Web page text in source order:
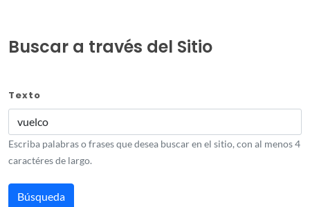
Buscar a través del Sitio
Texto
Escriba palabras o frases que desea buscar en el sitio, con al menos 4
caractéres de largo.